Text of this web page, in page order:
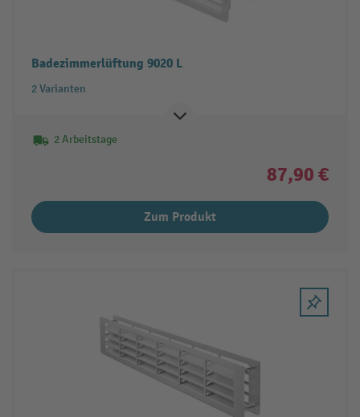
Badezimmerlüftung 9020 L
2 Varianten
2 Arbeitstage
87,90 €
Zum Produkt